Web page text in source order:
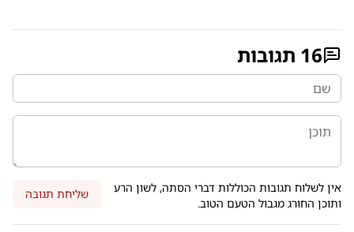
16 תגובות
אין לשלוח תגובות הכוללות דברי הסתה, לשון הרע
ותוכן החורג מגבול הטעם הטוב.
שליחת תגובה